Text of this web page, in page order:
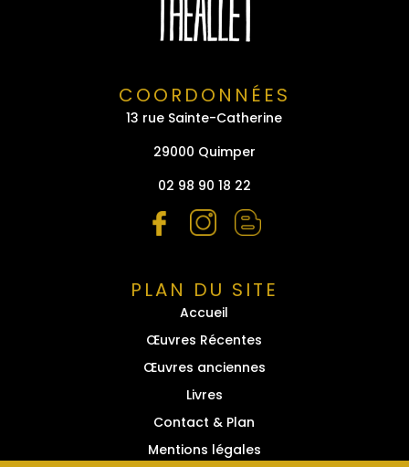
COORDONNÉES
13 rue Sainte-Catherine
29000 Quimper
02 98 90 18 22
PLAN DU SITE
Accueil
Œuvres Récentes
Œuvres anciennes
Livres
Contact & Plan
Mentions légales